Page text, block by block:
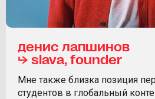
денис лапшинов
⮡ slava, founder
Мне также близка позиция
студентов в глобальный